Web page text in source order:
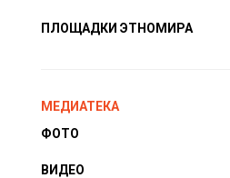
ПЛОЩАДКИ ЭТНОМИРА
МЕДИАТЕКА
ФОТО
ВИДЕО